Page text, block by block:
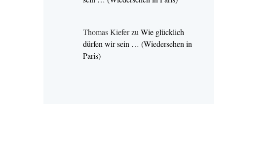
Thomas Kieferzu Wie glücklich
dürfen wir sein … (Wiedersehen in
Paris)